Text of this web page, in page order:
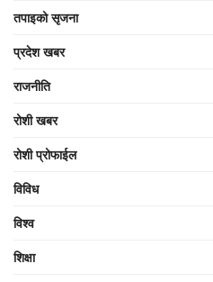
तपाइको सृजना
प्रदेश खबर
राजनीति
रोशी खबर
रोशी प्रोफाईल
विविध
विश्व
शिक्षा